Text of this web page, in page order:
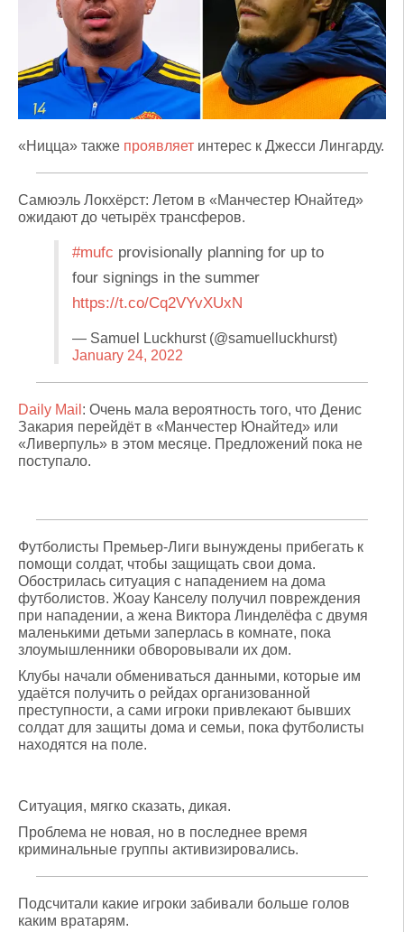
«Ницца» также проявляет интерес к Джесси Лингарду.
Самюэль Локхёрст: Летом в «Манчестер Юнайтед»
ожидают до четырёх трансферов.
#mufc provisionally planning for up to
four signings in the summer
https://t.co/Cq2VYvXUxN
— Samuel Luckhurst (@samuelluckhurst)
January 24, 2022
Daily Mail : Очень мала вероятность того, что Денис
Закария перейдёт в «Манчестер Юнайтед» или
«Ливерпуль» в этом месяце. Предложений пока не
поступало.
Футболисты Премьер-Лиги вынуждены прибегать к
помощи солдат, чтобы защищать свои дома.
Обострилась ситуация с нападением на дома
футболистов. Жоау Канселу получил повреждения
при нападении, а жена Виктора Линделёфа с двумя
маленькими детьми заперлась в комнате, пока
злоумышленники обворовывали их дом.
Клубы начали обмениваться данными, которые им
удаётся получить о рейдах организованной
преступности, а сами игроки привлекают бывших
солдат для защиты дома и семьи, пока футболисты
находятся на поле.
Ситуация, мягко сказать, дикая.
Проблема не новая, но в последнее время
криминальные группы активизировались.
Подсчитали какие игроки забивали больше голов
каким вратарям.